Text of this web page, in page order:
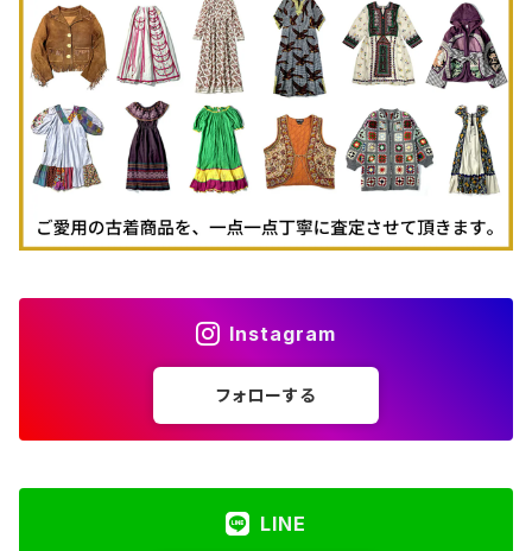
古着パーカー
古着タンクトップ
Instagram
フォローする
LINE